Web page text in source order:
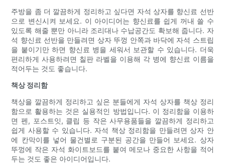
주방을 좀 더 깔끔하게 정리하고 싶다면 자석 상자를 향신료 선반
으로 변신시켜 보세요. 이 아이디어는 향신료를 쉽게 꺼내 쓸 수
있도록 해줄 뿐만 아니라 조리대나 수납공간도 확보해 줍니다. 자
석 향신료 선반을 만들려면 상자 뚜껑 안쪽과 바닥에 자석 스트립
을 붙이기만 하면 향신료 병을 세워서 보관할 수 있습니다. 더욱
편리하게 사용하려면 칠판 라벨을 이용해 각 병에 향신료 이름을
적어두는 것도 좋습니다.
책상 정리함
책상을 깔끔하게 정리하고 싶은 분들에게 자석 상자를 책상 정리
함으로 활용하는 것은 실용적인 방법입니다. 이 정리함을 이용하
면 펜, 포스트잇, 클립 등 작은 사무용품들을 깔끔하게 정리하고
쉽게 사용할 수 있습니다. 자석 책상 정리함을 만들려면 상자 안
에 칸막이를 넣어 물건별로 구분된 공간을 만들어 보세요. 상자
뚜껑에 작은 자석 화이트보드를 붙여 메모나 중요한 사항을 적어
두는 것도 좋은 아이디어입니다.